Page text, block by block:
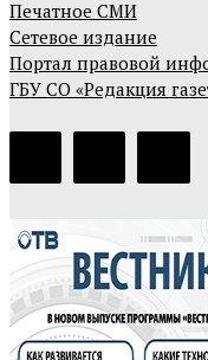
Печатное СМИ
Сетевое издание
Портал правовой
ГБУ СО «Редакция